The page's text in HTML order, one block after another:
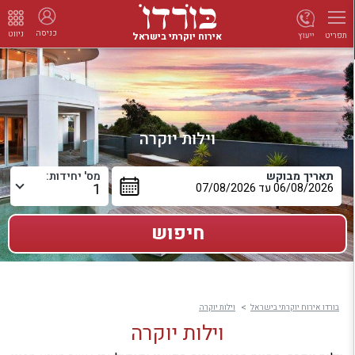
תפריט אירוח יוקרתי בישראל כניסה ניווט ייעוץ
וילות יוקרה
תאריך מבוקש מס' יחידות:
בורדו אירוח יוקרתי בישראל וילות יוקרה
וילות יוקרה